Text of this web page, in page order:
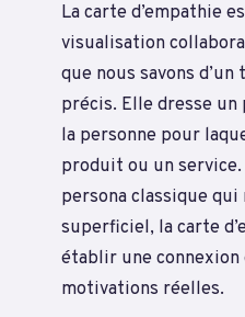
La carte d’empathie
visualisation
que nous savons
précis. Elle dresse
la personne pour
produit ou un
persona classique
superficiel, la carte
établir une connexion
motivations réelles.